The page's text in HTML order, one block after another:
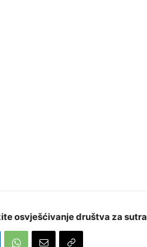
osvješćivanje društva za